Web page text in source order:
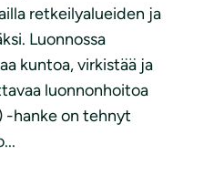
retkeilyalueiden ja
Luonnossa
kuntoa, virkistää ja
luonnonhoitoa
-hanke on tehnyt